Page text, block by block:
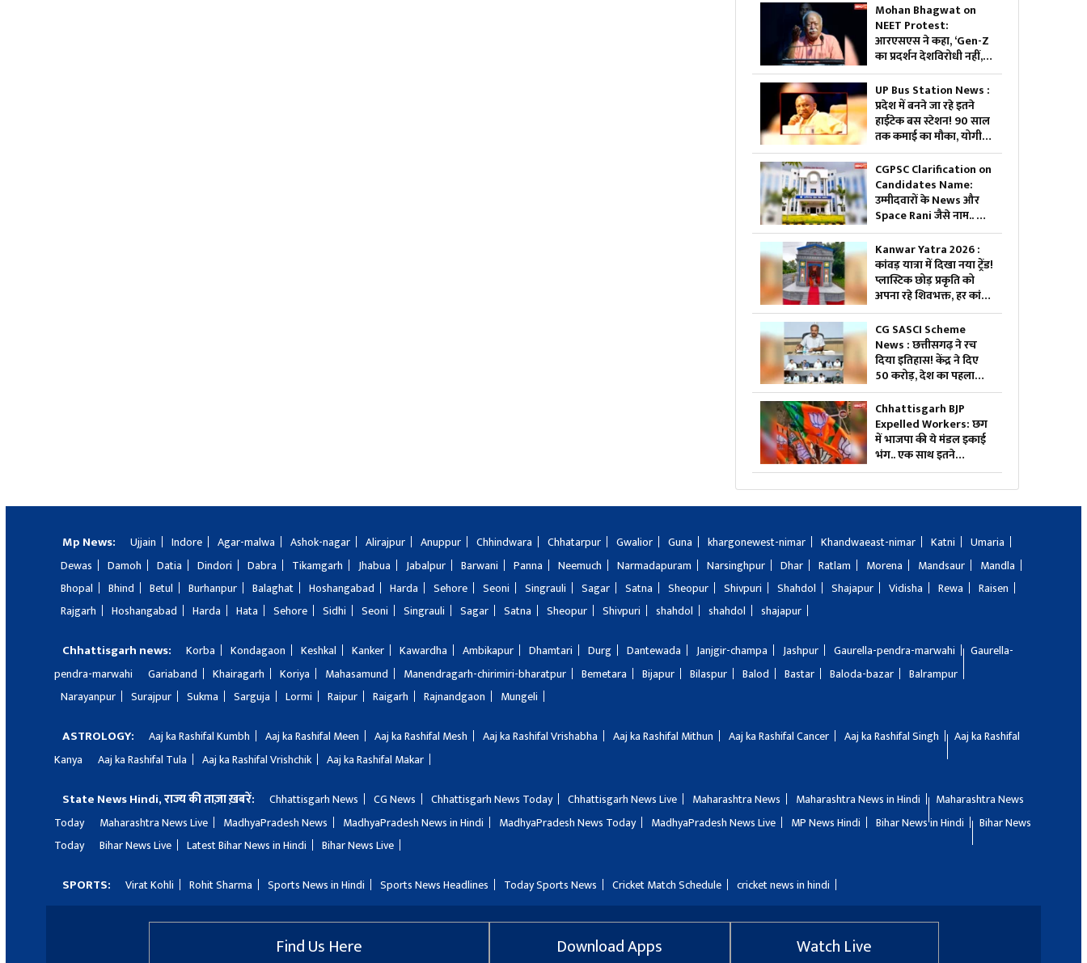
Mohan Bhagwat on
NEET Protest:
आरएसएस ने कहा, ‘Gen-Z
का प्रदर्शन देशविरोधी नहीं, ये
नई पीढ़ी ज्यादा ईमानदार है’..
पढ़ें मोहन भागवत NEET
प्रोटेस्ट पर और क्या कहा
UP Bus Station News :
प्रदेश में बनने जा रहे इतने
हाईटेक बस स्टेशन! 90 साल
तक कमाई का मौका, योगी
सरकार ने शुरू की बड़ी
योजना
CGPSC Clarification on
Candidates Name:
उम्मीदवारों के News और
Space Rani जैसे नाम.. क्या
हुई है कोई गड़बड़ी या नाम है
वास्तविक?.. अब सामने आई
CGPSC की सफाई, पढ़ें
Kanwar Yatra 2026 :
कांवड़ यात्रा में दिखा नया ट्रेंड!
प्लास्टिक छोड़ प्रकृति को
अपना रहे शिवभक्त, हर कांवड़
दे रही बड़ा संदेश
CG SASCI Scheme
News : छत्तीसगढ़ ने रच
दिया इतिहास! केंद्र ने दिए
50 करोड़, देश का पहला
राज्य बना जिसने हासिल की
ये बड़ी उपलब्धि
Chhattisgarh BJP
Expelled Workers: छग
में भाजपा की ये मंडल इकाई
भंग.. एक साथ इतने
कार्यकर्ताओं को कर दिया
निष्कासित, अब होगा नए
Mp News: Ujjain Indore Agar-malwa Ashok-nagar Alirajpur Anuppur Chhindwara Chhatarpur Gwalior Guna khargonewest-nimar Khandwaeast-nimar Katni
Umaria
Dewas
Damoh Datia Dindori Dabra Tikamgarh Jhabua Jabalpur Barwani Panna Neemuch Narmadapuram Narsinghpur Dhar Ratlam Morena Mandsaur
Mandla
Bhopal
Bhind Betul Burhanpur Balaghat Hoshangabad Harda Sehore Seoni Singrauli Sagar Satna Sheopur Shivpuri Shahdol Shajapur Vidisha Rewa
Raisen
Rajgarh
Hoshangabad Harda Hata Sehore Sidhi Seoni Singrauli Sagar Satna Sheopur Shivpuri shahdol shahdol shajapur
Chhattisgarh news: Korba Kondagaon Keshkal Kanker Kawardha Ambikapur Dhamtari Durg Dantewada Janjgir-champa Jashpur Gaurella-pendra-marwahi
Gaurella-
pendra-marwahi
Gariaband Khairagarh Koriya Mahasamund Manendragarh-chirimiri-bharatpur Bemetara Bijapur Bilaspur Balod Bastar Baloda-bazar
Balrampur
Narayanpur
Surajpur Sukma Sarguja Lormi Raipur Raigarh Rajnandgaon Mungeli
ASTROLOGY: Aaj ka Rashifal Kumbh Aaj ka Rashifal Meen Aaj ka Rashifal Mesh Aaj ka Rashifal Vrishabha Aaj ka Rashifal Mithun Aaj ka Rashifal Cancer Aaj ka Rashifal Singh
Aaj ka Rashifal
Kanya
Aaj ka Rashifal Tula Aaj ka Rashifal Vrishchik Aaj ka Rashifal Makar
State News Hindi, राज्य की ताज़ा ख़बरें: Chhattisgarh News CG News Chhattisgarh News Today Chhattisgarh News Live Maharashtra News Maharashtra News in Hindi
Maharashtra News
Today
Maharashtra News Live MadhyaPradesh News MadhyaPradesh News in Hindi MadhyaPradesh News Today MadhyaPradesh News Live MP News Hindi Bihar News in Hindi
Bihar News
Today
Bihar News Live Latest Bihar News in Hindi Bihar News Live
SPORTS: Virat Kohli Rohit Sharma Sports News in Hindi Sports News Headlines Today Sports News Cricket Match Schedule cricket news in hindi
Find Us Here Download Apps Watch Live